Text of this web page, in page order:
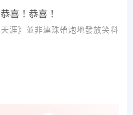
喜！恭喜！
涯》並非連珠帶炮地發放笑料